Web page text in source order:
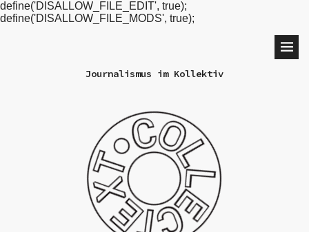
define('DISALLOW_FILE_EDIT', true);
define('DISALLOW_FILE_MODS', true);
Journalismus im Kollektiv